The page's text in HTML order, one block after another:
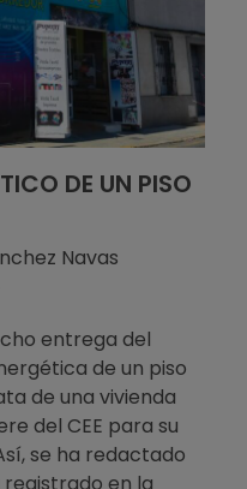
DE UN PISO
Navas
entrega del
de un piso
de una vivienda
del CEE para su
se ha redactado